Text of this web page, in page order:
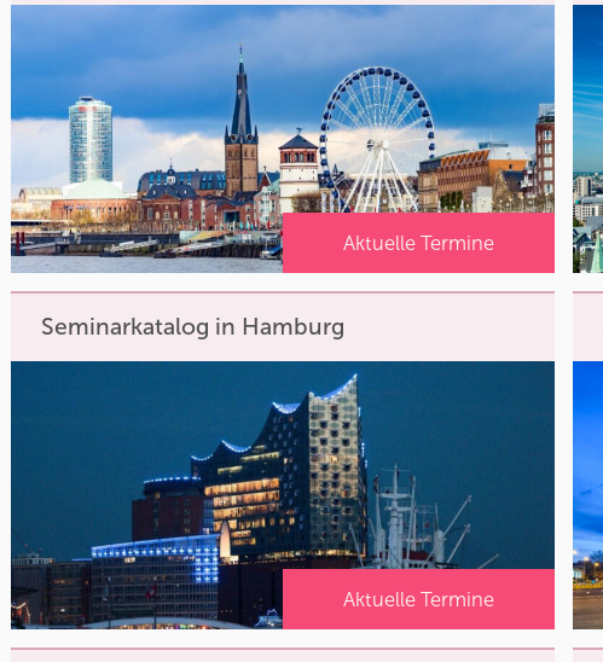
Aktuelle Termine
Seminarkatalog in Hamburg
Aktuelle Termine